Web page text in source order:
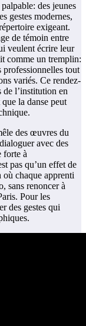
des jeunes
gestes modernes,
exigeant.
de témoin entre
veulent écrire leur
comme un tremplin:
professionnelles tout
variés. Ce rendez-
de l’institution en
la danse peut
des œuvres du
avec des
forte à
pas qu’un effet de
chaque apprenti
sans renoncer à
Pour les
des gestes qui